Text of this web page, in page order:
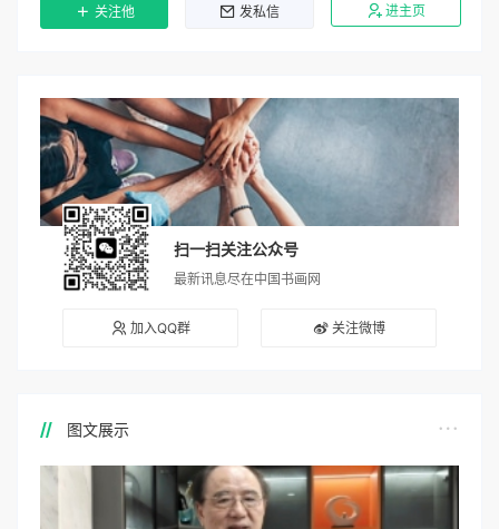
关注他 发私信 进主页
扫一扫关注公众号
最新讯息尽在中国书画网
加入QQ群 关注微博
图文展示